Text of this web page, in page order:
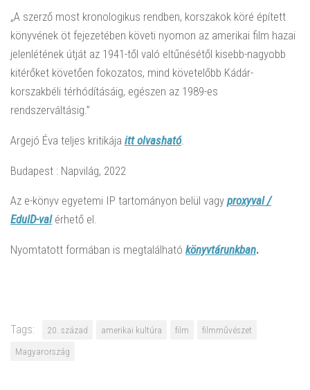
„A szerző most kronologikus rendben, korszakok köré épített
könyvének öt fejezetében követi nyomon az amerikai film hazai
jelenlétének útját az 1941-től való eltűnésétől kisebb-nagyobb
kitérőket követően fokozatos, mind követelőbb Kádár-
korszakbéli térhódításáig, egészen az 1989-es
rendszerváltásig.”
Argejó Éva teljes kritikája itt olvasható.
Budapest : Napvilág, 2022
Az e-könyv egyetemi IP tartományon belül vagy proxyval /
EduID-valérhető el.
Nyomtatott formában is megtalálható könyvtárunkban.
Tags: 20. század amerikai kultúra film
filmművészet
Magyarország